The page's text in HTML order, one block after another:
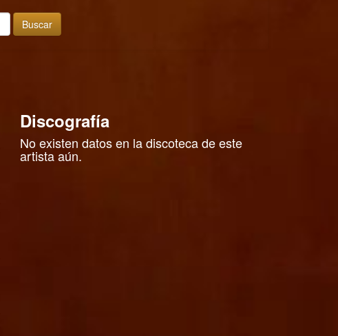
Buscar
Discografía
No existen datos en la discoteca de este
artista aún.